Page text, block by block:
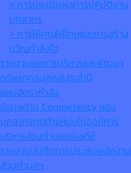
> การประเมินผลการปฏิบัติงาน
บุคลากร
> การให้คุณให้โทษและการสร้าง
ขวัญกำลังใจ
รายงานผลการบริหารและพัฒนา
ทรัพยากรบุคคลประจำปี
แผนอัตรากำลัง
ข้อมูลด้าน Competency ของ
บุคลากรทุกตำแหน่งในองค์การ
บริหารส่วนตำบลแม่เจดีย์
รายงานบันทึกการประชุมพนักงาน
ส่วนตำบลฯ